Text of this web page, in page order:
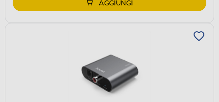
AGGIUNGI